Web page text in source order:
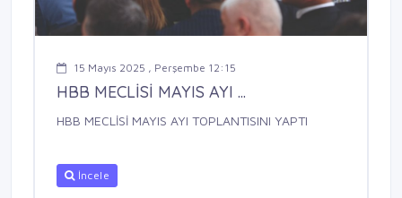
15 Mayıs 2025 , Perşembe 12:15
HBB MECLİSİ MAYIS AYI ...
HBB MECLİSİ MAYIS AYI TOPLANTISINI YAPTI
İncele